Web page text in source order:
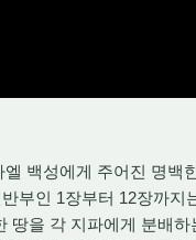
백성에게 주어진 명백
부인 1장부터 12장까
을 각 지파에게 분배